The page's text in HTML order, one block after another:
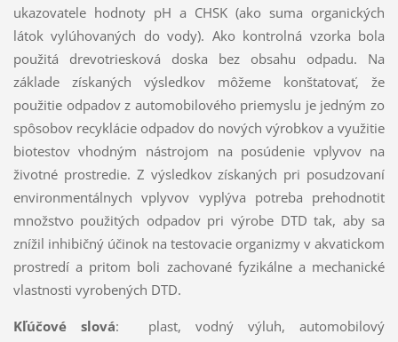
ukazovatele hodnoty pH a CHSK (ako suma organických
látok vylúhovaných do vody). Ako kontrolná vzorka bola
použitá drevotriesková doska bez obsahu odpadu. Na
základe získaných výsledkov môžeme konštatovať, že
použitie odpadov z automobilového priemyslu je jedným zo
spôsobov recyklácie odpadov do nových výrobkov a využitie
biotestov vhodným nástrojom na posúdenie vplyvov na
životné prostredie. Z výsledkov získaných pri posudzovaní
environmentálnych vplyvov vyplýva potreba prehodnotiť
množstvo použitých odpadov pri výrobe DTD tak, aby sa
znížil inhibičný účinok na testovacie organizmy v akvatickom
prostredí a pritom boli zachované fyzikálne a mechanické
vlastnosti vyrobených DTD.
Kľúčové slová: plast, vodný výluh, automobilový